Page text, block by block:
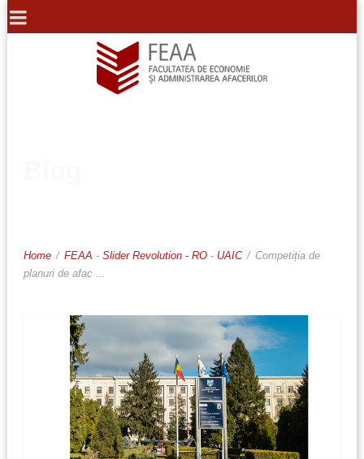
Home / FEAA - Slider Revolution - RO - UAIC / Competiția de
planuri de afac ...